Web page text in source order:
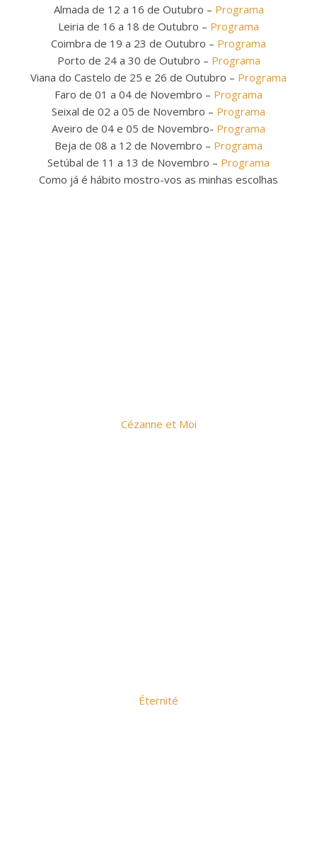
Almada de 12 a 16 de Outubro – Programa
Leiria de 16 a 18 de Outubro – Programa
Coimbra de 19 a 23 de Outubro – Programa
Porto de 24 a 30 de Outubro – Programa
Viana do Castelo de 25 e 26 de Outubro – Programa
Faro de 01 a 04 de Novembro – Programa
Seixal de 02 a 05 de Novembro – Programa
Aveiro de 04 e 05 de Novembro- Programa
Beja de 08 a 12 de Novembro – Programa
Setúbal de 11 a 13 de Novembro – Programa
Como já é hábito mostro-vos as minhas escolhas
Cézanne et Moi
Éternité